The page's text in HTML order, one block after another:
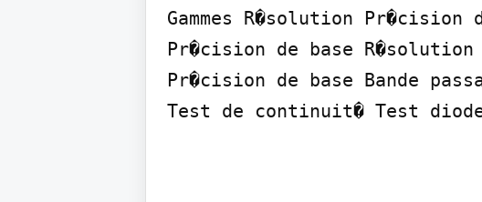
Gammes R�solution Pr�cision
Pr�cision de base
Pr�cision de base Bande
Test de continuit� Test